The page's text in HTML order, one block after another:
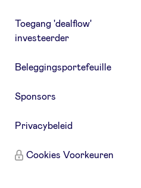
Toegang 'dealflow'
investeerder
Beleggingsportefeuille
Sponsors
Privacybeleid
Cookies Voorkeuren